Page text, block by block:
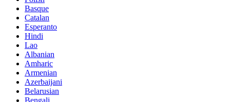
Basque
Catalan
Esperanto
Hindi
Lao
Albanian
Amharic
Armenian
Azerbaijani
Belarusian
Bengali